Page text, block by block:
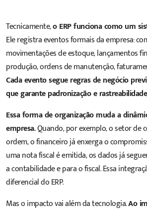
Tecnicamente,o ERP funciona como um
Ele registra eventos formais da empresa:
movimentações de estoque, lançamentos
produção, ordens de manutenção,
Cada evento segue regras de negócio
que garante padronização e
Essa forma de organização muda a
empresa.Quando, por exemplo, o setor de
ordem, o financeiro já enxerga o
uma nota fiscal é emitida, os dados já
a contabilidade e para o fiscal. Essa
diferencial do ERP.
Mas o impacto vai além da tecnologia.Ao